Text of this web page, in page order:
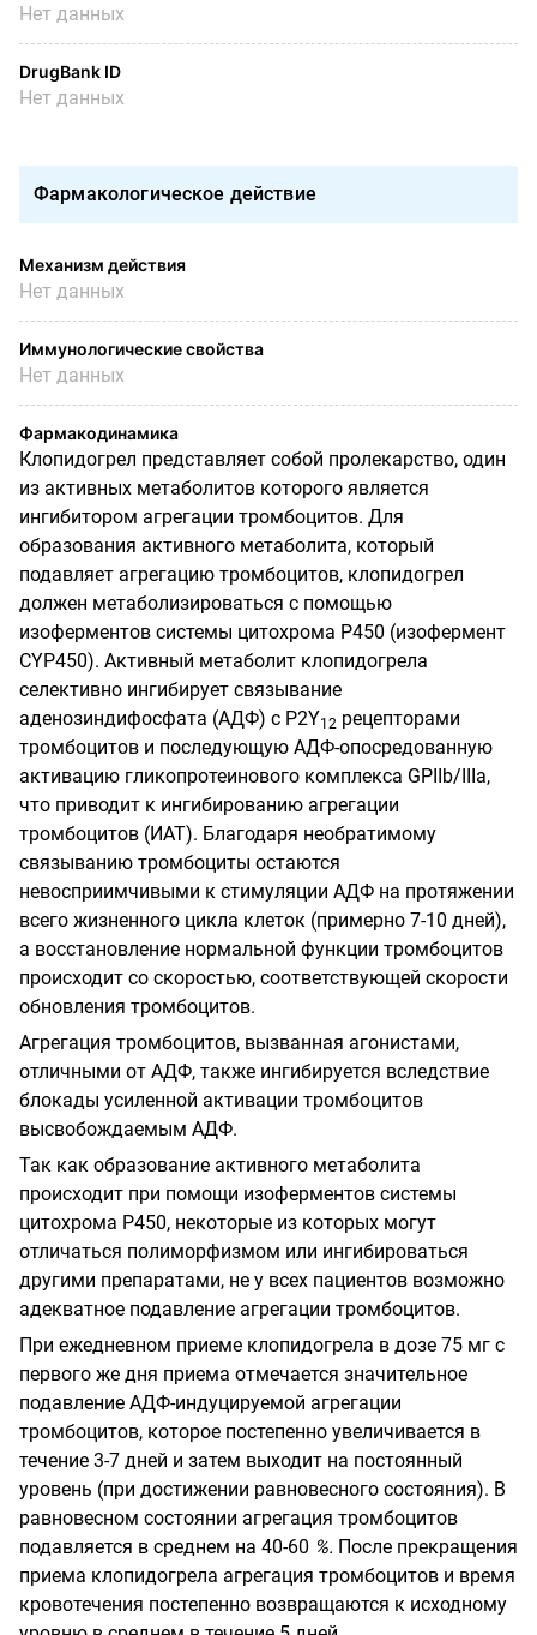
Нет данных
DrugBank ID
Нет данных
Фармакологическое действие
Механизм действия
Нет данных
Иммунологические свойства
Нет данных
Фармакодинамика
Клопидогрел представляет собой пролекарство, один
из активных метаболитов которого является
ингибитором агрегации тромбоцитов. Для
образования активного метаболита, который
подавляет агрегацию тромбоцитов, клопидогрел
должен метаболизироваться с помощью
изоферментов системы цитохрома Р450 (изофермент
CYP450). Активный метаболит клопидогрела
селективно ингибирует связывание
аденозиндифосфата (АДФ) с P2Y12 рецепторами
тромбоцитов и последующую АДФ-опосредованную
активацию гликопротеинового комплекса GPIIb/IIIa,
что приводит к ингибированию агрегации
тромбоцитов (ИАТ). Благодаря необратимому
связыванию тромбоциты остаются
невосприимчивыми к стимуляции АДФ на протяжении
всего жизненного цикла клеток (примерно 7-10 дней),
а восстановление нормальной функции тромбоцитов
происходит со скоростью, соответствующей скорости
обновления тромбоцитов.
Агрегация тромбоцитов, вызванная агонистами,
отличными от АДФ, также ингибируется вследствие
блокады усиленной активации тромбоцитов
высвобождаемым АДФ.
Так как образование активного метаболита
происходит при помощи изоферментов системы
цитохрома Р450, некоторые из которых могут
отличаться полиморфизмом или ингибироваться
другими препаратами, не у всех пациентов возможно
адекватное подавление агрегации тромбоцитов.
При ежедневном приеме клопидогрела в дозе 75 мг с
первого же дня приема отмечается значительное
подавление АДФ-индуцируемой агрегации
тромбоцитов, которое постепенно увеличивается в
течение 3-7 дней и затем выходит на постоянный
уровень (при достижении равновесного состояния). В
равновесном состоянии агрегация тромбоцитов
подавляется в среднем на 40-60 %. После прекращения
приема клопидогрела агрегация тромбоцитов и время
кровотечения постепенно возвращаются к исходному